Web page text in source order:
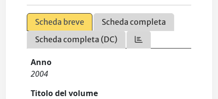
Scheda breve
Scheda completa
Scheda completa (DC)
Anno
2004
Titolo del volume